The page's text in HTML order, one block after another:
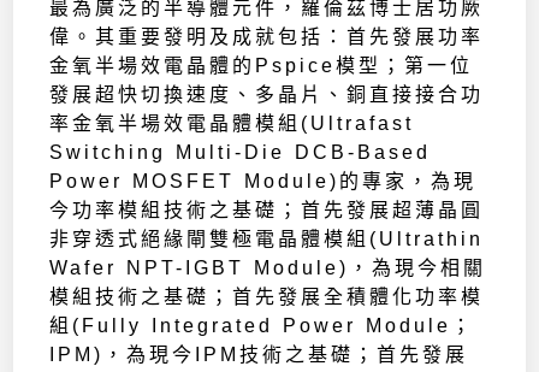
最為廣泛的半導體元件，羅倫茲博士居功厥
偉。其重要發明及成就包括：首先發展功率
金氧半場效電晶體的Pspice模型；第一位
發展超快切換速度、多晶片、銅直接接合功
率金氧半場效電晶體模組(Ultrafast
Switching Multi-Die DCB-Based
Power MOSFET Module)的專家，為現
今功率模組技術之基礎；首先發展超薄晶圓
非穿透式絕緣閘雙極電晶體模組(Ultrathin
Wafer NPT-IGBT Module)，為現今相關
模組技術之基礎；首先發展全積體化功率模
組(Fully Integrated Power Module；
IPM)，為現今IPM技術之基礎；首先發展